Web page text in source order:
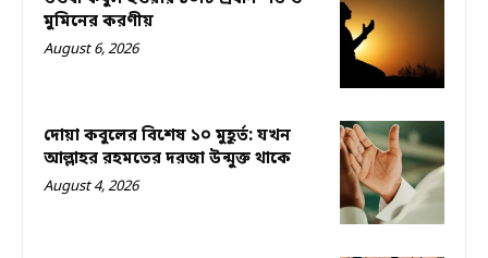
মুমিনের করণীয়
August 6, 2026
দোয়া কবুলের বিশেষ ১০ মুহূর্ত: যখন
আল্লাহর রহমতের দরজা উন্মুক্ত থাকে
August 4, 2026